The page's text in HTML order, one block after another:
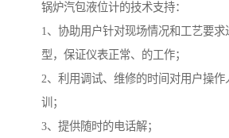
锅炉汽包液位计的技术支持：
1、协助用户针对现场情况和工艺要
型，保证仪表正常、的工作；
2、利用调试、维修的时间对用户操
训；
3、提供随时的电话解；